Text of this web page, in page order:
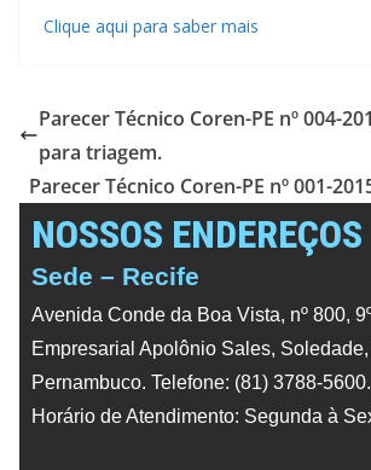
Clique aqui para saber mais
Parecer Técnico Coren-PE nº 004-
para triagem.
Parecer Técnico Coren-PE nº 001-
NOSSOS ENDEREÇOS
Sede – Recife
Avenida Conde da Boa Vista, nº 800,
Empresarial Apolônio Sales,
Pernambuco. Telefone: (81) 3788-5600.
Horário de Atendimento: Segunda à